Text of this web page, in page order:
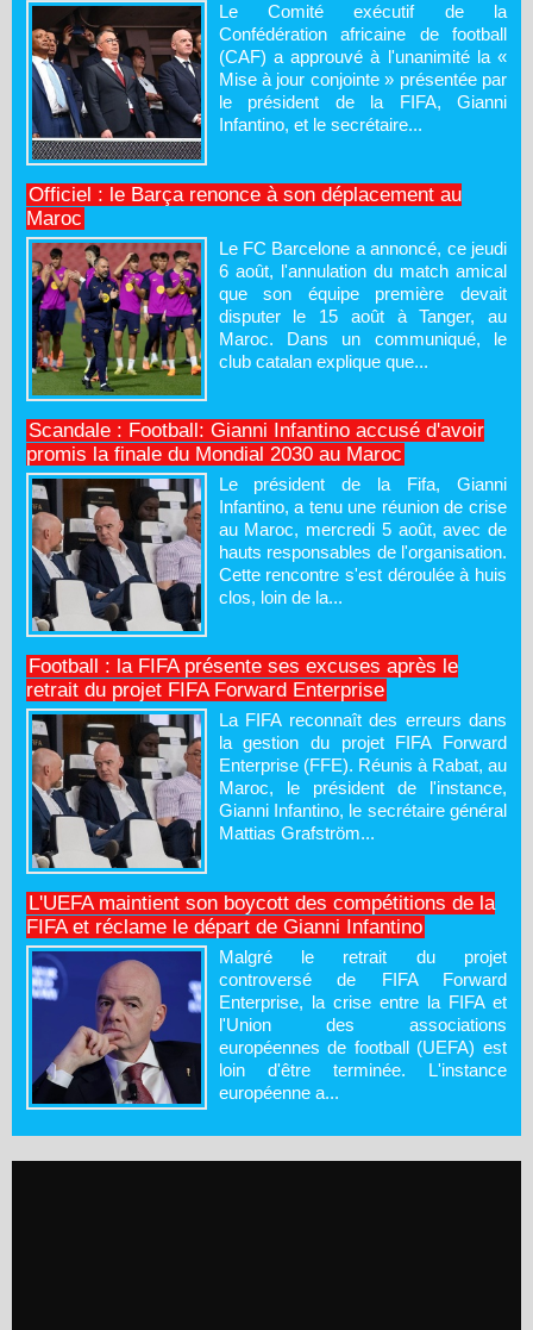
Le Comité exécutif de la
Confédération africaine de football
(CAF) a approuvé à l'unanimité la «
Mise à jour conjointe » présentée par
le président de la FIFA, Gianni
Infantino, et le secrétaire...
Officiel : le Barça renonce à son déplacement au
Maroc
Le FC Barcelone a annoncé, ce jeudi
6 août, l'annulation du match amical
que son équipe première devait
disputer le 15 août à Tanger, au
Maroc. Dans un communiqué, le
club catalan explique que...
Scandale : Football: Gianni Infantino accusé d'avoir
promis la finale du Mondial 2030 au Maroc
Le président de la Fifa, Gianni
Infantino, a tenu une réunion de crise
au Maroc, mercredi 5 août, avec de
hauts responsables de l'organisation.
Cette rencontre s'est déroulée à huis
clos, loin de la...
Football : la FIFA présente ses excuses après le
retrait du projet FIFA Forward Enterprise
La FIFA reconnaît des erreurs dans
la gestion du projet FIFA Forward
Enterprise (FFE). Réunis à Rabat, au
Maroc, le président de l'instance,
Gianni Infantino, le secrétaire général
Mattias Grafström...
L'UEFA maintient son boycott des compétitions de la
FIFA et réclame le départ de Gianni Infantino
Malgré le retrait du projet
controversé de FIFA Forward
Enterprise, la crise entre la FIFA et
l'Union des associations
européennes de football (UEFA) est
loin d'être terminée. L'instance
européenne a...